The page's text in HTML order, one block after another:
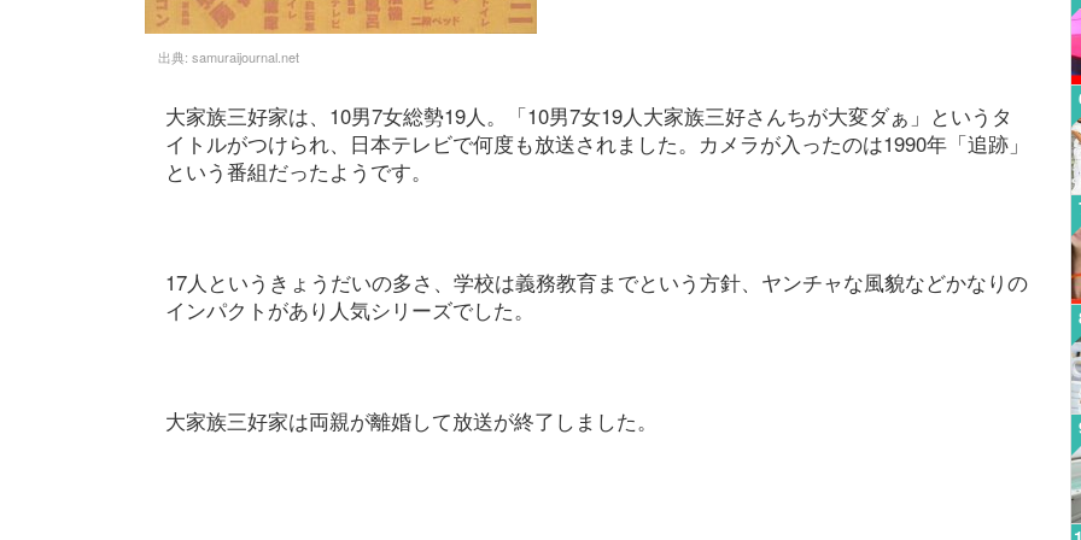
出典: samuraijournal.net
大家族三好家は、10男7女総勢19人。「10男7女19人大家族三好さんちが大変ダぁ」というタ
イトルがつけられ、日本テレビで何度も放送されました。カメラが入ったのは1990年「追跡」
という番組だったようです。
17人というきょうだいの多さ、学校は義務教育までという方針、ヤンチャな風貌などかなりの
インパクトがあり人気シリーズでした。
大家族三好家は両親が離婚して放送が終了しました。